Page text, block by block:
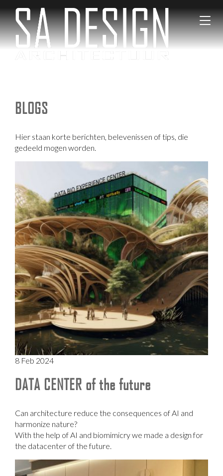
SA
Gezond
en
Circulair
T
o
g
n
BLOGS
Hier staan korte berichten, belevenissen of tips, die
gedeeld mogen worden.
8 Feb 2024
DATA CENTER of the future
Can architecture reduce the consequences of AI and
harmonize nature?
With the help of AI and biomimicry we made a design for
the datacenter of the future.